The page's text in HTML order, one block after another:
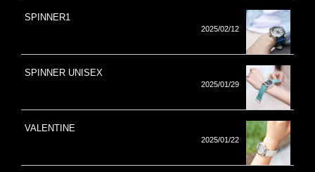
SPINNER1
2025/02/12
SPINNER UNISEX
2025/01/29
VALENTINE
2025/01/22